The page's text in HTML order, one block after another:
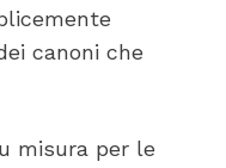
canoni che
misura per le